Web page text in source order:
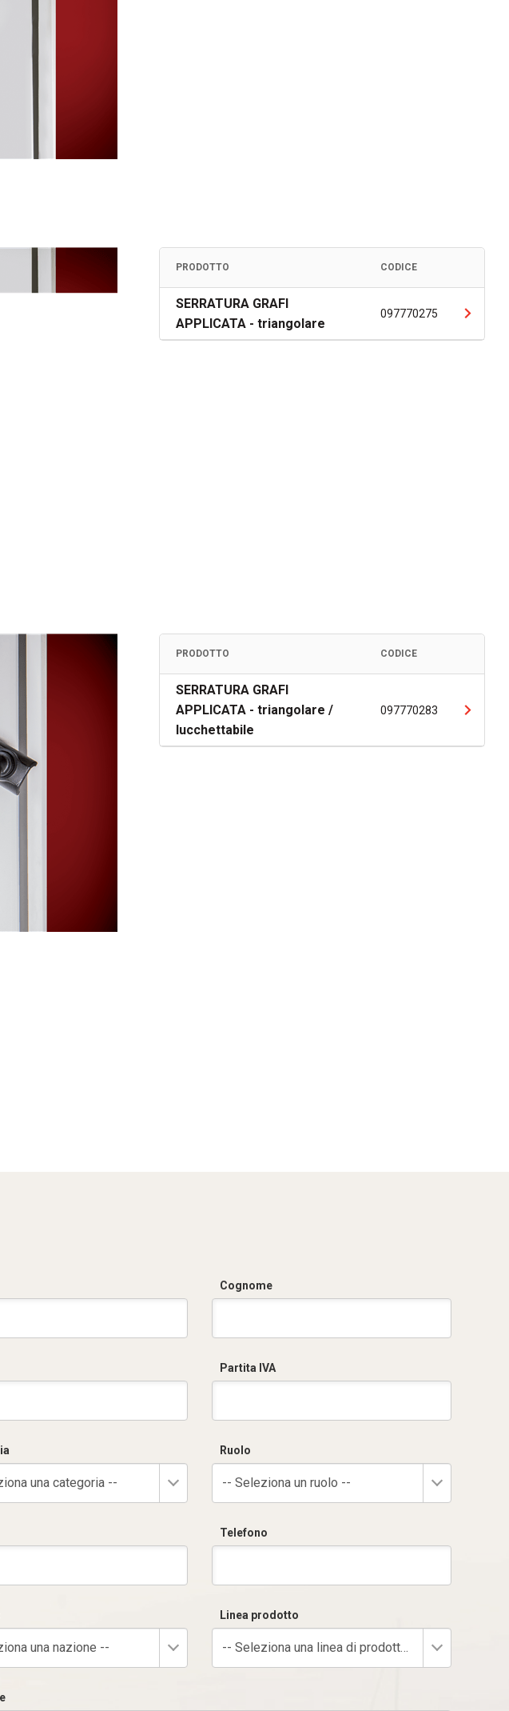
PRODOTTO CODICE
SERRATURA GRAFI
APPLICATA - triangolare
097770275
PRODOTTO CODICE
SERRATURA GRAFI
APPLICATA - triangolare /
lucchettabile
097770283
Cognome
Partita IVA
una categoria --
Ruolo
-- Seleziona un ruolo --
Telefono
una nazione --
Linea prodotto
-- Seleziona una linea di prodotto --